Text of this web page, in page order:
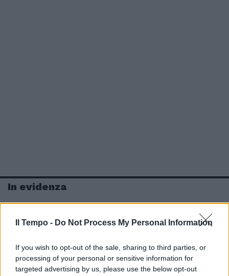
Il Tempo - Do Not Process My Personal Information
If you wish to opt-out of the sale, sharing to third parties, or
processing of your personal or sensitive information for
targeted advertising by us, please use the below opt-out
In evidenza